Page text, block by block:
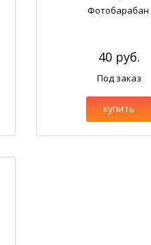
Фотобарабан
40 руб.
Под заказ
купить